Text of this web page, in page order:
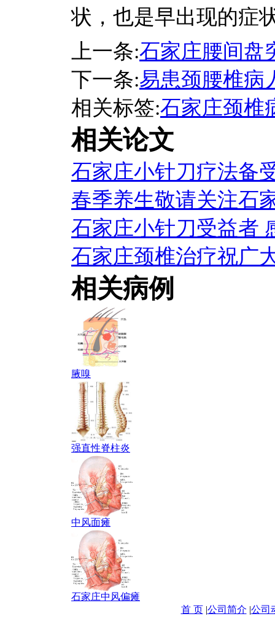
状，也是早出现的症
上一条:石家庄腰间盘
下一条:易患颈腰椎病
相关标签:石家庄颈椎
相关论文
石家庄小针刀疗法备
春季养生敬请关注石
石家庄小针刀受益者
石家庄颈椎治疗祝广
相关病例
腋嗅
强直性脊柱炎
中风面瘫
石家庄中风偏瘫
首 页|公司简介 |公司